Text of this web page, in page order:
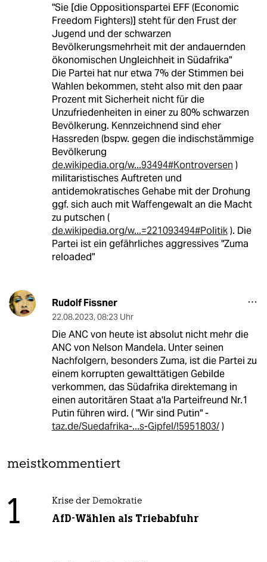
"Sie [die Oppositionspartei EFF (Economic
Freedom Fighters)] steht für den Frust der
Jugend und der schwarzen
Bevölkerungsmehrheit mit der andauernden
ökonomischen Ungleichheit in Südafrika"
Die Partei hat nur etwa 7% der Stimmen bei
Wahlen bekommen, steht also mit den paar
Prozent mit Sicherheit nicht für die
Unzufriedenheiten in einer zu 80% schwarzen
Bevölkerung. Kennzeichnend sind eher
Hassreden (bspw. gegen die indischstämmige
Bevölkerung
de.wikipedia.org/w...93494#Kontroversen )
militaristisches Auftreten und
antidemokratisches Gehabe mit der Drohung
ggf. sich auch mit Waffengewalt an die Macht
zu putschen (
de.wikipedia.org/w...=221093494#Politik). Die
Partei ist ein gefährliches aggressives "Zuma
reloaded"
Rudolf Fissner
22.08.2023, 08:23 Uhr
Die ANC von heute ist absolut nicht mehr die
ANC von Nelson Mandela. Unter seinen
Nachfolgern, besonders Zuma, ist die Partei zu
einem korrupten gewalttätigen Gebilde
verkommen, das Südafrika direktemang in
einen autoritären Staat a'la Parteifreund Nr.1
Putin führen wird. ( "Wir sind Putin" -
taz.de/Suedafrika-...s-Gipfel/!5951803/)
meistkommentiert
1 Krise der Demokratie
AfD-Wählen als Triebabfuhr